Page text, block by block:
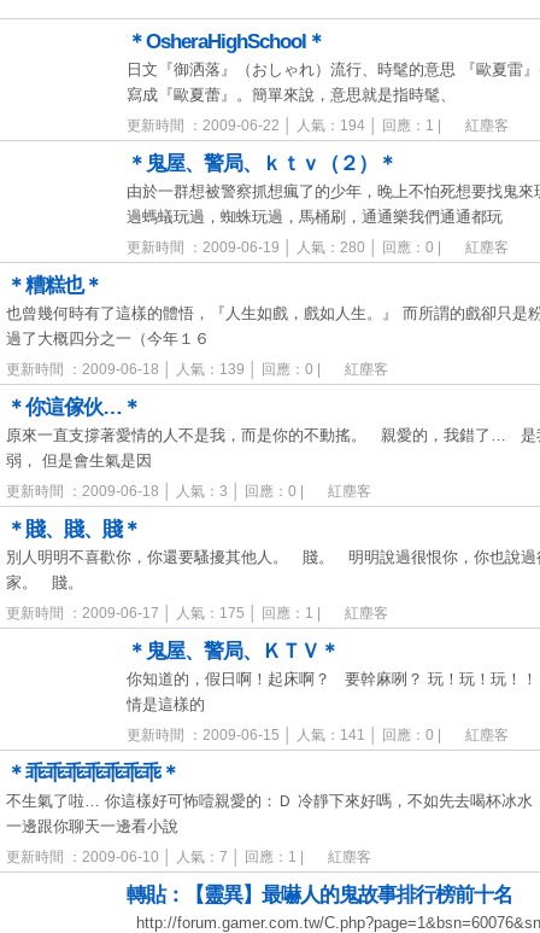
＊OsheraHighSchool＊
日文『御洒落』（おしゃれ）流行、時髦的意思 『歐夏雷
寫成『歐夏蕾』。簡單來說，意思就是指時髦、
更新時間 ：2009-06-22 │ 人氣：194 │ 回應：1 | 紅塵客
＊鬼屋、警局、ｋｔｖ（２）＊
由於一群想被警察抓想瘋了的少年，晚上不怕死想要找鬼
過螞蟻玩過，蜘蛛玩過，馬桶刷，通通樂我們通通都玩
更新時間 ：2009-06-19 │ 人氣：280 │ 回應：0 | 紅塵客
＊糟糕也＊
也曾幾何時有了這樣的體悟，『人生如戲，戲如人生。』 而所謂的戲卻只
過了大概四分之一（今年１６
更新時間 ：2009-06-18 │ 人氣：139 │ 回應：0 | 紅塵客
＊你這傢伙…＊
原來一直支撐著愛情的人不是我，而是你的不動搖。 親愛的，我錯了… 是
弱， 但是會生氣是因
更新時間 ：2009-06-18 │ 人氣：3 │ 回應：0 | 紅塵客
＊賤、賤、賤＊
別人明明不喜歡你，你還要騷擾其他人。 賤。 明明說過很恨你，你也說過
家。 賤。
更新時間 ：2009-06-17 │ 人氣：175 │ 回應：1 | 紅塵客
＊鬼屋、警局、ＫＴＶ＊
你知道的，假日啊！起床啊？ 要幹麻咧？ 玩！玩！玩！
情是這樣的
更新時間 ：2009-06-15 │ 人氣：141 │ 回應：0 | 紅塵客
＊乖乖乖乖乖乖乖＊
不生氣了啦… 你這樣好可怖噎親愛的：Ｄ 冷靜下來好嗎，不如先去喝杯冰
一邊跟你聊天一邊看小說
更新時間 ：2009-06-10 │ 人氣：7 │ 回應：1 | 紅塵客
轉貼：【靈異】最嚇人的鬼故事排行榜前十名
http://forum.gamer.com.tw/